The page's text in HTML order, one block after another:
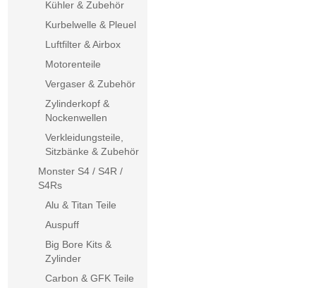
Kühler & Zubehör
Kurbelwelle & Pleuel
Luftfilter & Airbox
Motorenteile
Vergaser & Zubehör
Zylinderkopf &
Nockenwellen
Verkleidungsteile,
Sitzbänke & Zubehör
Monster S4 / S4R /
S4Rs
Alu & Titan Teile
Auspuff
Big Bore Kits &
Zylinder
Carbon & GFK Teile